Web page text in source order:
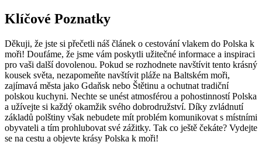
Klíčové Poznatky
Děkuji, že jste si přečetli náš článek o cestování vlakem do Polska k
moři! Doufáme, že jsme vám poskytli užitečné informace a inspiraci
pro vaši další dovolenou. Pokud se rozhodnete navštívit tento krásný
kousek světa, nezapomeňte navštívit pláže na Baltském moři,
zajímavá města jako Gdaňsk nebo Štětinu a ochutnat tradiční
polskou kuchyni. Nechte se unést atmosférou a pohostinností Polska
a užívejte si každý okamžik svého dobrodružství. Díky zvládnutí
základů polštiny však nebudete mít problém komunikovat s místními
obyvateli a tím prohlubovat své zážitky. Tak co ještě čekáte? Vydejte
se na cestu a objevte krásy Polska k moři!